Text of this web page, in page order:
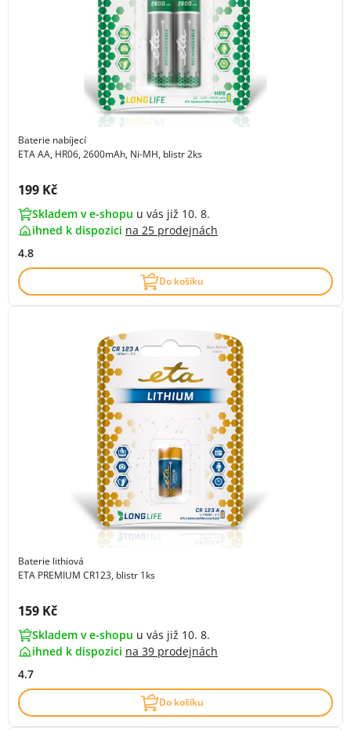
Baterie nabíjecí
ETA AA, HR06, 2600mAh, Ni-MH, blistr 2ks
Cena s DPH:
199 Kč
Skladem v e-shopu u vás již 10. 8.
ihned k dispozici na 25 prodejnách
4.8
Do košíku
Baterie lithiová
ETA PREMIUM CR123, blistr 1ks
Cena s DPH:
159 Kč
Skladem v e-shopu u vás již 10. 8.
ihned k dispozici na 39 prodejnách
4.7
Do košíku